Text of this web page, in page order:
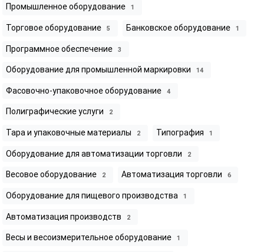
Промышленное оборудование 1
Торговое оборудование 5 Банковское оборудование 1
Программное обеспечение 3
Оборудование для промышленной маркировки 14
Фасовочно-упаковочное оборудование 4
Полиграфические услуги 2
Тара и упаковочные материалы 2 Типография 1
Оборудование для автоматизации торговли 2
Весовое оборудование 2 Автоматизация торговли 6
Оборудование для пищевого производства 1
Автоматизация производств 2
Весы и весоизмерительное оборудование 1